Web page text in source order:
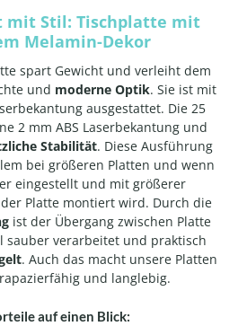
mit Stil: Tischplatte mit
Melamin-Dekor
spart Gewicht und verleiht dem
und moderne Optik. Sie ist mit
ausgestattet. Die 25
2 mm ABS Laserbekantung und
Stabilität. Diese Ausführung
bei größeren Platten und wenn
eingestellt und mit größerer
Platte montiert wird. Durch die
ist der Übergang zwischen Platte
sauber verarbeitet und praktisch
. Auch das macht unsere Platten
und langlebig.
auf einen Blick: